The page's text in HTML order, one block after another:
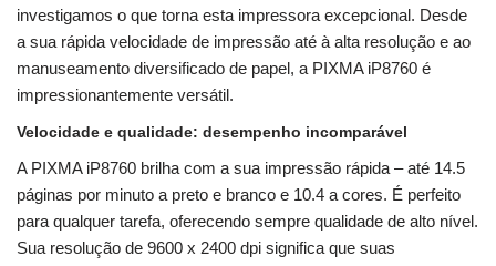
investigamos o que torna esta impressora excepcional. Desde
a sua rápida velocidade de impressão até à alta resolução e ao
manuseamento diversificado de papel, a PIXMA iP8760 é
impressionantemente versátil.
Velocidade e qualidade: desempenho incomparável
A PIXMA iP8760 brilha com a sua impressão rápida – até 14.5
páginas por minuto a preto e branco e 10.4 a cores. É perfeito
para qualquer tarefa, oferecendo sempre qualidade de alto nível.
Sua resolução de 9600 x 2400 dpi significa que suas